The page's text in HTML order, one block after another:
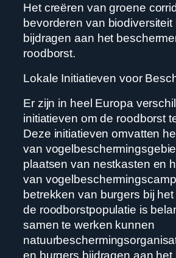
Het creëren van groene
bevorderen van
bijdragen aan het
roodborst.
Lokale Initiatieven voor
Er zijn in heel Europa
initiatieven om de roodborst
Deze initiatieven omvatten
van
plaatsen van nestkasten en
van
betrekken van burgers bij
de roodborstpopulatie is
samen te werken kunnen
en burgers bijdragen aan